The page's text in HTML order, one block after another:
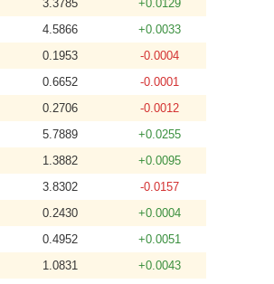
3.3785
+0.0129
4.5866
+0.0033
0.1953
-0.0004
0.6652
-0.0001
0.2706
-0.0012
5.7889
+0.0255
1.3882
+0.0095
3.8302
-0.0157
0.2430
+0.0004
0.4952
+0.0051
1.0831
+0.0043